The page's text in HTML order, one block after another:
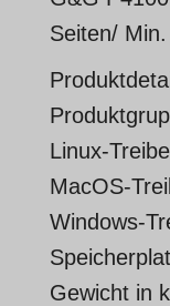
Seiten/
Linux-
MacOS-
Windows-
Gewicht in